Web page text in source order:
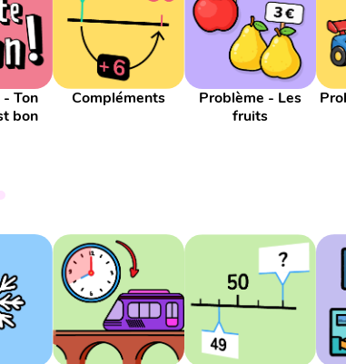
Ton
bon
Compléments
Problème - Les
fruits